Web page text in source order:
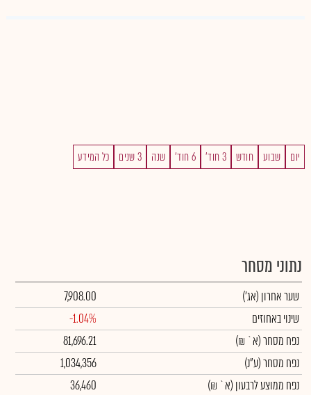
יום שבוע חודש 3 חוד' 6 חוד' שנה 3 שנים כל המידע
נתוני מסחר
שער אחרון (אג')
7,908.00
שינוי באחוזים
-1.04%
נפח מסחר(א` ₪)
81,696.21
נפח מסחר(ע"נ)
1,034,356
נפח ממוצע לרבעון (א` ₪)
36,460